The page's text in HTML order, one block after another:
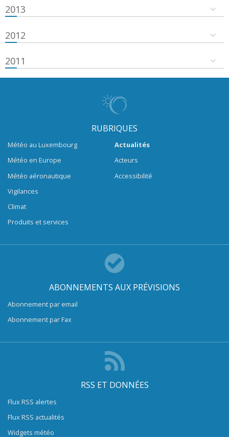
2013
2012
2011
RUBRIQUES
Météo au Luxembourg
Météo en Europe
Météo aéronautique
Vigilances
Climat
Produits et services
Actualités
Acteurs
Accessibilité
ABONNEMENTS AUX PRÉVISIONS
Abonnement par email
Abonnement par Fax
RSS ET DONNÉES
Flux RSS alertes
Flux RSS actualités
Widgets météo